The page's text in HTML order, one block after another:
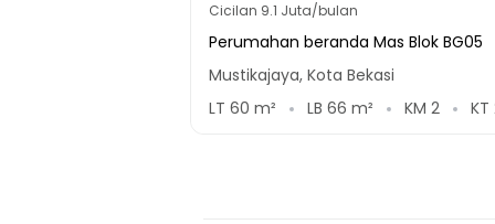
Cicilan 9.1 Juta/bulan
Perumahan beranda Mas Blok BG05
Mustikajaya, Kota Bekasi
LT 60 m² LB 66 m² KM 2 KT